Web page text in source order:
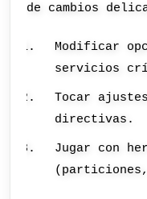
de cambios
Modificar
servicios
Tocar
directivas.
Jugar con